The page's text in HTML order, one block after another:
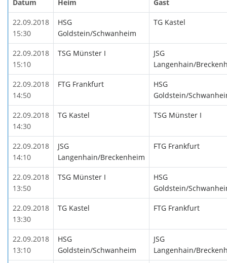
Datum Heim Gast
22.09.2018
15:30
HSG
Goldstein/Schwanheim
TG Kastel
22.09.2018
15:10
TSG Münster I
JSG
Langenhain/
22.09.2018
14:50
FTG Frankfurt
HSG
Goldstein/
22.09.2018
14:30
TG Kastel TSG Münster I
22.09.2018
14:10
JSG
Langenhain/Breckenheim
FTG Frankfurt
22.09.2018
13:50
TSG Münster I
HSG
Goldstein/
22.09.2018
13:30
TG Kastel FTG Frankfurt
22.09.2018
13:10
HSG
Goldstein/Schwanheim
JSG
Langenhain/